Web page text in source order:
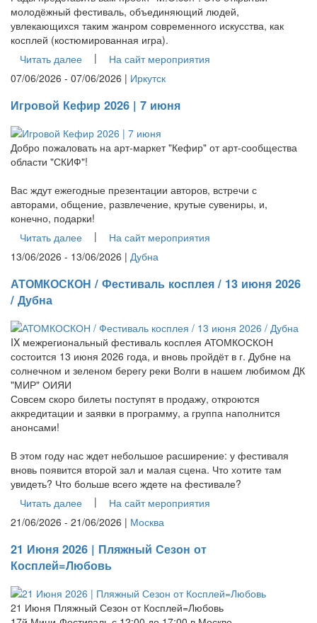
молодёжный фестиваль, объединяющий людей,
увлекающихся таким жанром современного искусства, как
косплей (костюмированная игра).
Читать далее
|
На сайт мероприятия
07/06/2026 - 07/06/2026 | Иркутск
Игровой Кефир 2026 | 7 июня
Добро пожаловать на арт-маркет "Кефир" от арт-сообщества
области "СКИФ"!
Вас ждут ежегодные презентации авторов, встречи с
авторами, общение, развлечение, крутые сувениры, и,
конечно, подарки!
Читать далее
|
На сайт мероприятия
13/06/2026 - 13/06/2026 | Дубна
АТОМКОСКОН / Фестиваль косплея / 13 июня 2026
/ Дубна
IX межрегиональный фестиваль косплея АТОМКОСКОН
состоится 13 июня 2026 года, и вновь пройдёт в г. Дубне на
солнечном и зеленом берегу реки Волги в нашем любимом ДК
"МИР" ОИЯИ
Совсем скоро билеты поступят в продажу, откроются
аккредитации и заявки в программу, а группа наполнится
анонсами!
В этом году нас ждет небольшое расширение: у фестиваля
вновь появится второй зал и малая сцена. Что хотите там
увидеть? Что больше всего ждете на фестивале?
Читать далее
|
На сайт мероприятия
21/06/2026 - 21/06/2026 | Москва
21 Июня 2026 | Пляжный Сезон от
Косплей=Любовь
21 Июня Пляжный Сезон от Косплей=Любовь